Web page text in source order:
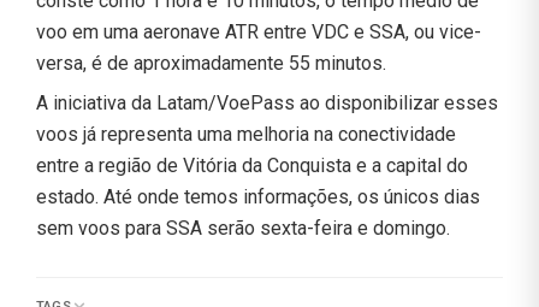
voo em uma aeronave ATR entre VDC e SSA, ou vice-
versa, é de aproximadamente 55 minutos.
A iniciativa da Latam/VoePass ao disponibilizar esses
voos já representa uma melhoria na conectividade
entre a região de Vitória da Conquista e a capital do
estado. Até onde temos informações, os únicos dias
sem voos para SSA serão sexta-feira e domingo.